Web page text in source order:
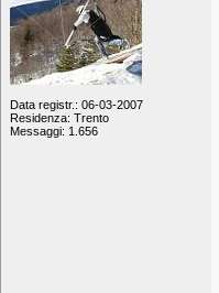
Data registr.: 06-03-2007
Residenza: Trento
Messaggi: 1.656